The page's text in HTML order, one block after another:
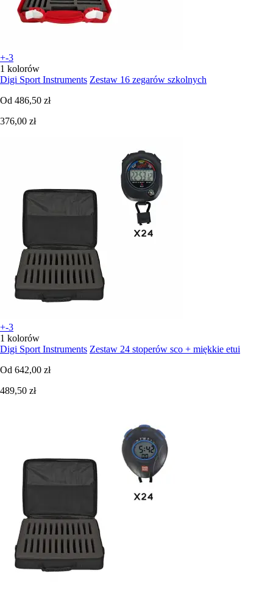
+-3
1 kolorów
Digi Sport Instruments Zestaw 16 zegarów szkolnych
Od 486,50 zł
376,00 zł
+-3
1 kolorów
Digi Sport Instruments Zestaw 24 stoperów sco + miękkie etui
Od 642,00 zł
489,50 zł